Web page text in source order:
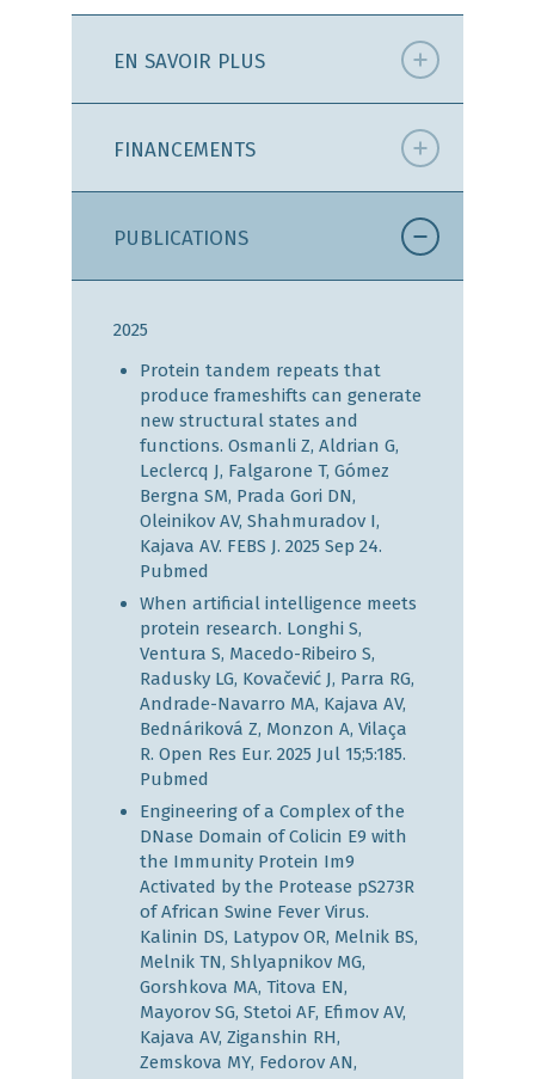
EN SAVOIR PLUS
FINANCEMENTS
PUBLICATIONS
2025
Protein tandem repeats that
produce frameshifts can generate
new structural states and
functions. Osmanli Z, Aldrian G,
Leclercq J, Falgarone T, Gómez
Bergna SM, Prada Gori DN,
Oleinikov AV, Shahmuradov I,
Kajava AV. FEBS J. 2025 Sep 24.
Pubmed
When artificial intelligence meets
protein research. Longhi S,
Ventura S, Macedo-Ribeiro S,
Radusky LG, Kovačević J, Parra RG,
Andrade-Navarro MA, Kajava AV,
Bednáriková Z, Monzon A, Vilaça
R. Open Res Eur. 2025 Jul 15;5:185.
Pubmed
Engineering of a Complex of the
DNase Domain of Colicin E9 with
the Immunity Protein Im9
Activated by the Protease pS273R
of African Swine Fever Virus.
Kalinin DS, Latypov OR, Melnik BS,
Melnik TN, Shlyapnikov MG,
Gorshkova MA, Titova EN,
Mayorov SG, Stetoi AF, Efimov AV,
Kajava AV, Ziganshin RH,
Zemskova MY, Fedorov AN,